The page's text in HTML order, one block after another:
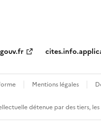
Mentions légales
détenue par des tiers,